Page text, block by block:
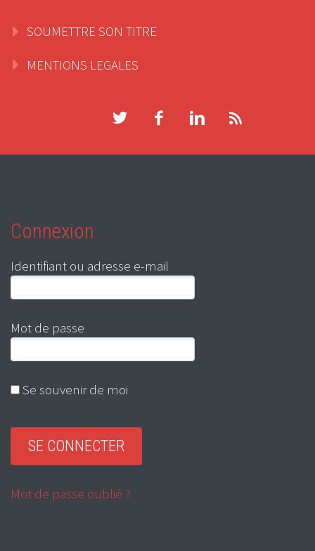
SOUMETTRE SON TITRE
MENTIONS LEGALES
Connexion
Identifiant ou adresse e-mail
Mot de passe
Se souvenir de moi
Mot de passe oublié ?